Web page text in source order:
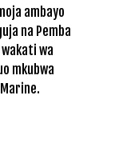
ambayo
na Pemba
wa
mkubwa